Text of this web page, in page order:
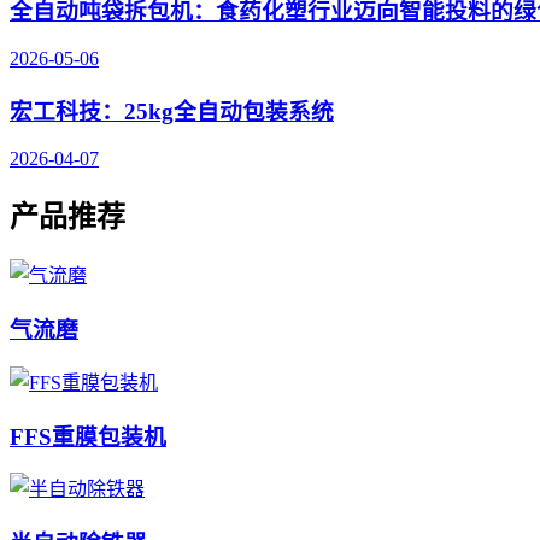
全自动吨袋拆包机：食药化塑行业迈向智能投料的
2026-05-06
宏工科技：25kg全自动包装系统
2026-04-07
产品推荐
气流磨
FFS重膜包装机